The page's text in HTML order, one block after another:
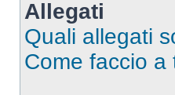
Allegati
Quali allegati
Come faccio a